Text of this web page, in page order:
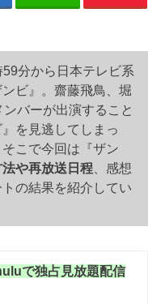
分から日本テレビ系
ビ』。齋藤飛鳥、堀
バーが出演すること
を見逃してしまっ
こで今回は『ザン
や再放送日程 、感想
の結果を紹介してい
で独占見放題配信